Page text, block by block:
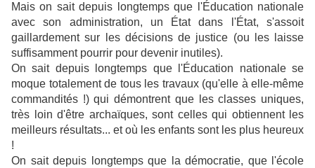
Mais on sait depuis longtemps que l'Éducation nationale
avec son administration, un État dans l'État, s'assoit
gaillardement sur les décisions de justice (ou les laisse
suffisamment pourrir pour devenir inutiles).
On sait depuis longtemps que l'Éducation nationale se
moque totalement de tous les travaux (qu'elle à elle-même
commandités !) qui démontrent que les classes uniques,
très loin d'être archaïques, sont celles qui obtiennent les
meilleurs résultats... et où les enfants sont les plus heureux
!
On sait depuis longtemps que la démocratie, que l'école